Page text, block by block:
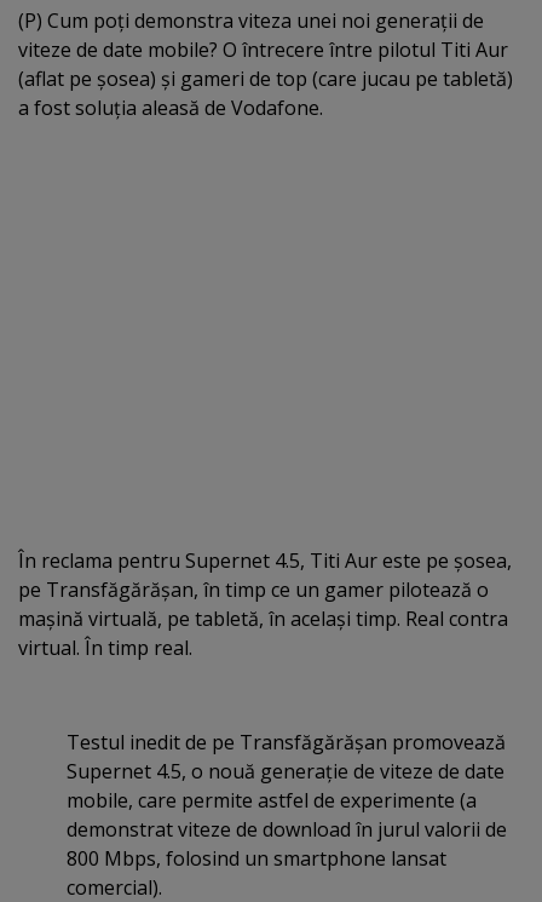
(P) Cum poţi demonstra viteza unei noi generaţii de
viteze de date mobile? O întrecere între pilotul Titi Aur
(aflat pe şosea) şi gameri de top (care jucau pe tabletă)
a fost soluţia aleasă de Vodafone.
În reclama pentru Supernet 4.5, Titi Aur este pe şosea,
pe Transfăgărăşan, în timp ce un gamer pilotează o
maşină virtuală, pe tabletă, în acelaşi timp. Real contra
virtual. În timp real.
Testul inedit de pe Transfăgărăşan promovează
Supernet 4.5, o nouă generaţie de viteze de date
mobile, care permite astfel de experimente (a
demonstrat viteze de download în jurul valorii de
800 Mbps, folosind un smartphone lansat
comercial).